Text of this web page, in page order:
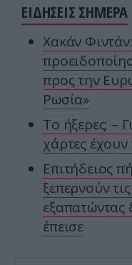
ΕΙΔΗΣΕΙΣ ΣΗΜΕΡΑ
Χακάν
προς την
Ρωσία»
Το ήξερες; –
χάρτες
Επιτήδειος
ξεπερνούν
εξαπατώντας
έπεισε